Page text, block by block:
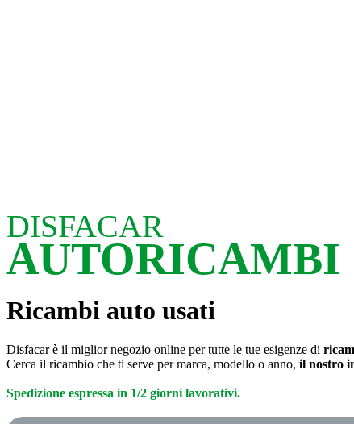
DISFACAR
AUTORICAMBI
Ricambi auto usati
Disfacar è il miglior negozio online per tutte le tue esigenze di
Cerca il ricambio che ti serve per marca, modello o anno, il nostro
Spedizione espressa in 1/2 giorni lavorativi.